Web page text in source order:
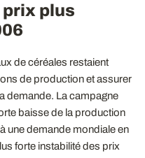
plus
de céréales restaient
de production et assurer
demande. La campagne
baisse de la production
une demande mondiale en
forte instabilité des prix